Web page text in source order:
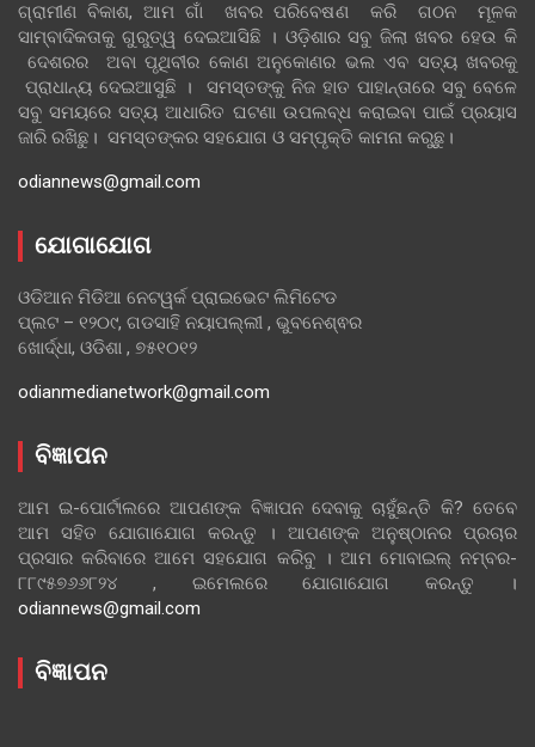
ଗ୍ରାମୀଣ ବିକାଶ, ଆମ ଗାଁ ଖବର ପରିବେଷଣ କରି ଗଠନ ମୂଳକ
ସାମ୍ବାଦିକତାକୁ ଗୁରୁତ୍ୱ ଦେଇଆସିଛି । ଓଡ଼ିଶାର ସବୁ ଜିଲା ଖବର ହେଉ କି
ଦେଶରର ଅବା ପୃଥିବୀର କୋଣ ଅନୁକୋଣର ଭଲ ଏବ ସତ୍ୟ ଖବରକୁ
ପ୍ରାଧାନ୍ୟ ଦେଇଆସୁଛି । ସମସ୍ତଙ୍କୁ ନିଜ ହାତ ପାହାନ୍ତାରେ ସବୁ ବେଳେ
ସବୁ ସମୟରେ ସତ୍ୟ ଆଧାରିତ ଘଟଣା ଉପଲବ୍ଧ କରାଇବା ପାଇଁ ପ୍ରୟାସ
ଜାରି ରଖିଛୁ। ସମସ୍ତଙ୍କର ସହଯୋଗ ଓ ସମ୍ପୃକ୍ତି କାମନା କରୁଛୁ।
odiannews@gmail.com
ଯୋଗାଯୋଗ
ଓଡିଆନ ମିଡିଆ ନେଟୱର୍କ ପ୍ରାଇଭେଟ ଲିମିଟେଡ
ପ୍ଲଟ – ୧୨୦୯, ଗଡସାହି ନୟାପଲ୍ଲୀ , ଭୁବନେଶ୍ଵର
ଖୋର୍ଦ୍ଧା, ଓଡିଶା , ୭୫୧୦୧୨
odianmedianetwork@gmail.com
ବିଜ୍ଞାପନ
ଆମ ଇ-ପୋର୍ଟାଲରେ ଆପଣଙ୍କ ବିଜ୍ଞାପନ ଦେବାକୁ ଚାହୁଁଛନ୍ତି କି? ତେବେ
ଆମ ସହିତ ଯୋଗାଯୋଗ କରନ୍ତୁ । ଆପଣଙ୍କ ଅନୁଷ୍ଠାନର ପ୍ରଚାର
ପ୍ରସାର କରିବାରେ ଆମେ ସହଯୋଗ କରିବୁ । ଆମ ମୋବାଇଲ୍ ନମ୍ବର-
୮୮୯୫୭୬୬୮୨୪ , ଇମେଲରେ ଯୋଗାଯୋଗ କରନ୍ତୁ ।
odiannews@gmail.com
ବିଜ୍ଞାପନ